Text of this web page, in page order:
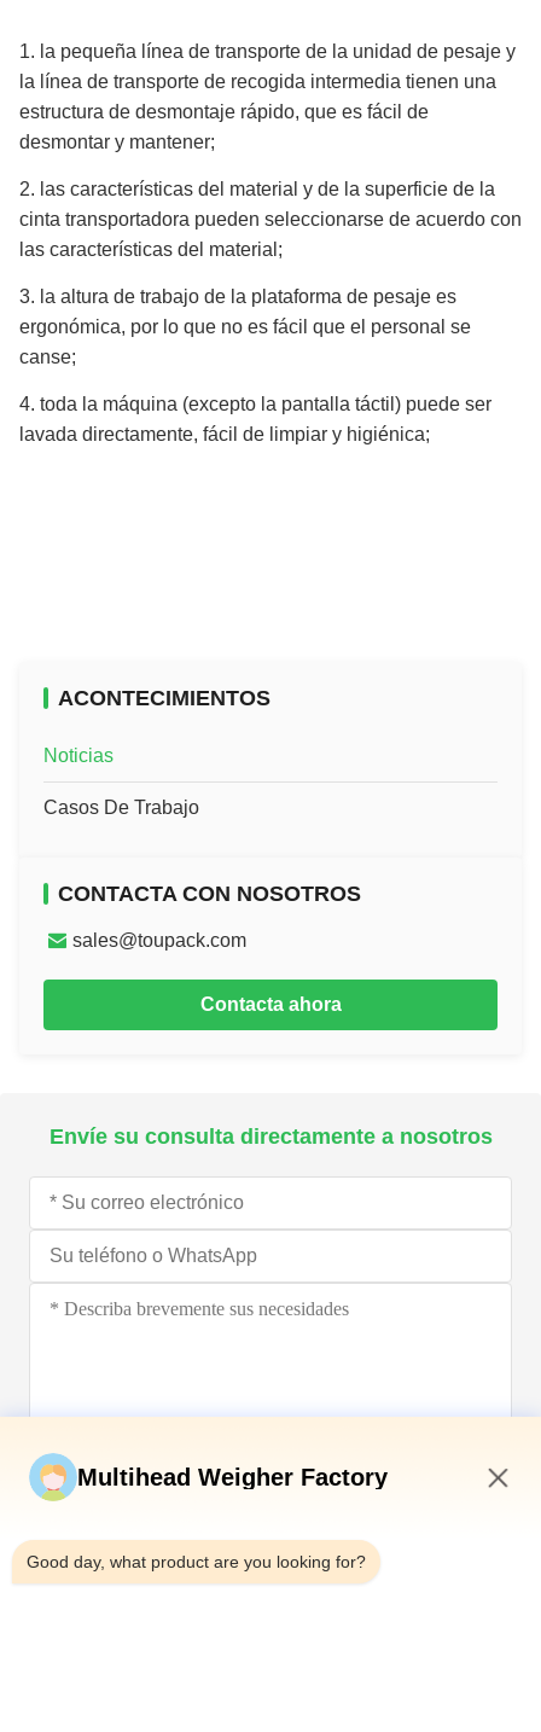
1. la pequeña línea de transporte de la unidad de pesaje y
la línea de transporte de recogida intermedia tienen una
estructura de desmontaje rápido, que es fácil de
desmontar y mantener;
2. las características del material y de la superficie de la
cinta transportadora pueden seleccionarse de acuerdo con
las características del material;
3. la altura de trabajo de la plataforma de pesaje es
ergonómica, por lo que no es fácil que el personal se
canse;
4. toda la máquina (excepto la pantalla táctil) puede ser
lavada directamente, fácil de limpiar y higiénica;
ACONTECIMIENTOS
Noticias
Casos De Trabajo
CONTACTA CON NOSOTROS
sales@toupack.com
Contacta ahora
Envíe su consulta directamente a nosotros
Multihead Weigher Factory
Good day, what product are you looking for?